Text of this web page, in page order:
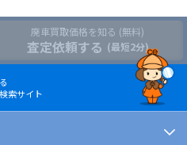
廃車買取価格を知る (無料)
査定依頼する (最短2分)
索サイト